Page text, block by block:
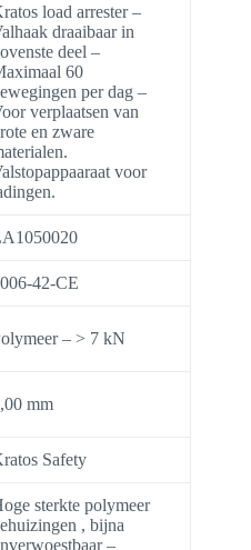
load arrester –
draaibaar in
deel –
60
per dag –
verplaatsen van
en zware
voor
42-CE
– > 7 kN
mm
Safety
sterkte polymeer
, bijna
–